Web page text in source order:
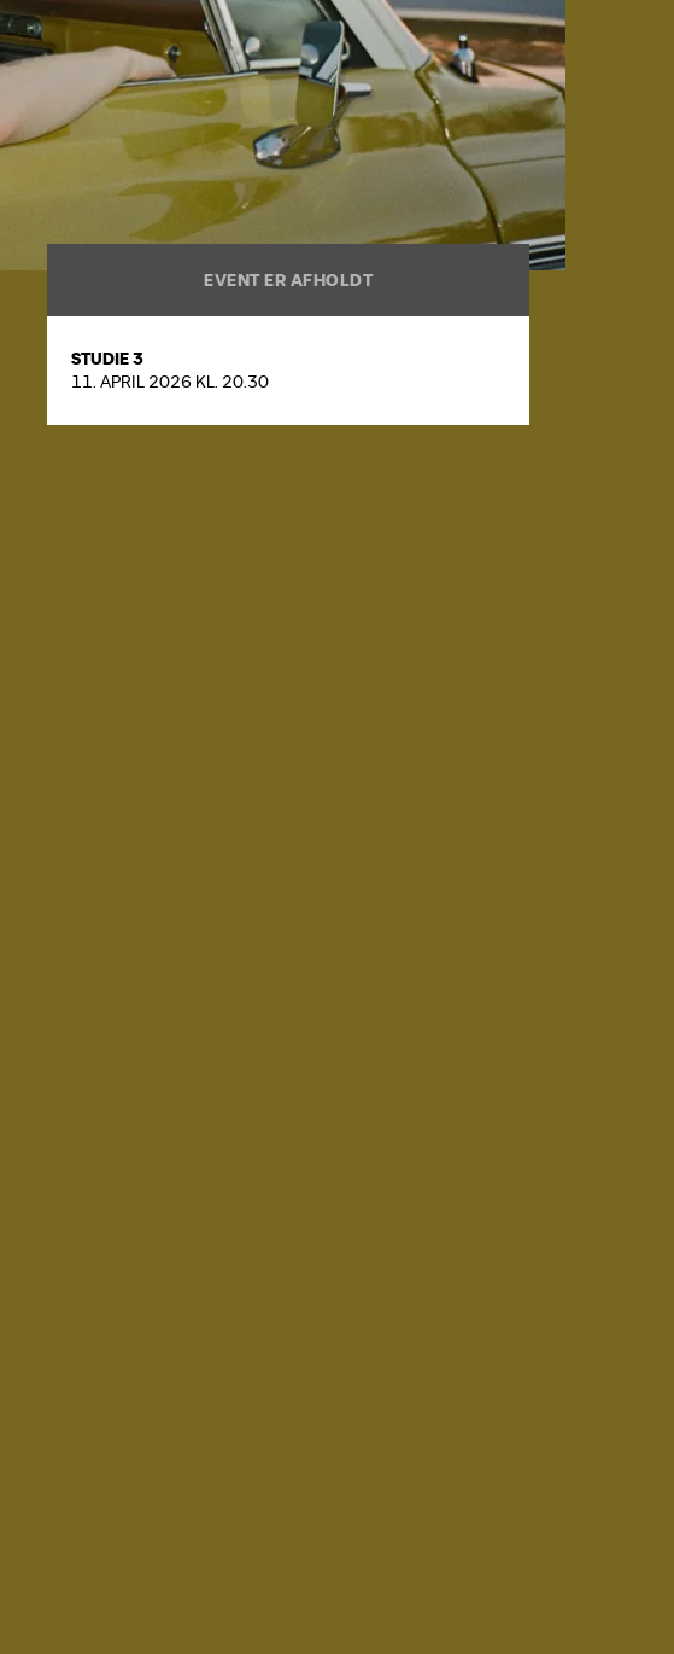
EVENT ER AFHOLDT
STUDIE 3
11. APRIL 2026 KL. 20.30